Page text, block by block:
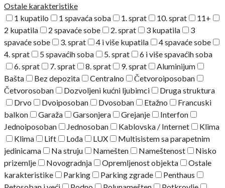
Ostale karakteristike
1 kupatilo
1 spavaća soba 1. sprat 10. sprat
11+
2 kupatila
2 spavaće sobe 2. sprat 3 kupatila
3
spavaće sobe
3. sprat 4 i više kupatila
4 spavaće sobe
4. sprat
5 spavaćih soba 5. sprat
6 i više spavaćih soba
6. sprat
7. sprat 8. sprat 9. sprat
Aluminijum
Bašta
Bez depozita Centralno
Četvoroiposoban
Četvorosoban
Dozvoljeni kućni ljubimci
Druga struktura
Drvo
Dvoiposoban Dvosoban Etažno
Francuski
balkon
Garaža Garsonjera Grejanje
Interfon
Jednoiposoban
Jednosoban Kablovska / Internet
Klima
Klima
Lift Lođa LUX
Multisistem sa parapetnim
jedinicama
Na struju Namešten Nameštenost
Nisko
prizemlje
Novogradnja Opremljenost objekta
Ostale
karakteristike
Parking Parking zgrade
Penthaus